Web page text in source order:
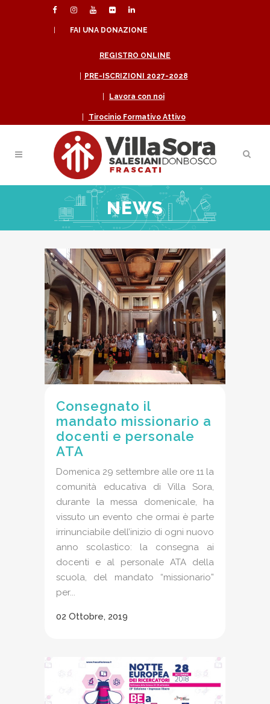
FAI UNA DONAZIONE
REGISTRO ONLINE
PRE-ISCRIZIONI 2027-2028
Lavora con noi
Tirocinio Formativo Attivo
NEWS
Consegnato il
mandato missionario a
docenti e personale
ATA
Domenica 29 settembre alle ore 11 la
comunità educativa di Villa Sora,
durante la messa domenicale, ha
vissuto un evento che ormai è parte
irrinunciabile dell’inizio di ogni nuovo
anno scolastico: la consegna ai
docenti e al personale ATA della
scuola, del mandato “missionario”
per...
02 Ottobre, 2019